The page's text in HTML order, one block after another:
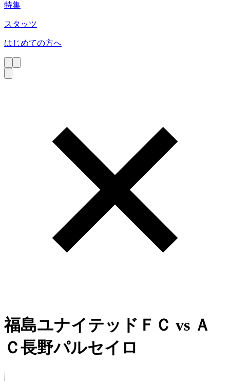
特集
スタッツ
はじめての方へ
福島ユナイテッドＦＣ vs Ａ
Ｃ長野パルセイロ